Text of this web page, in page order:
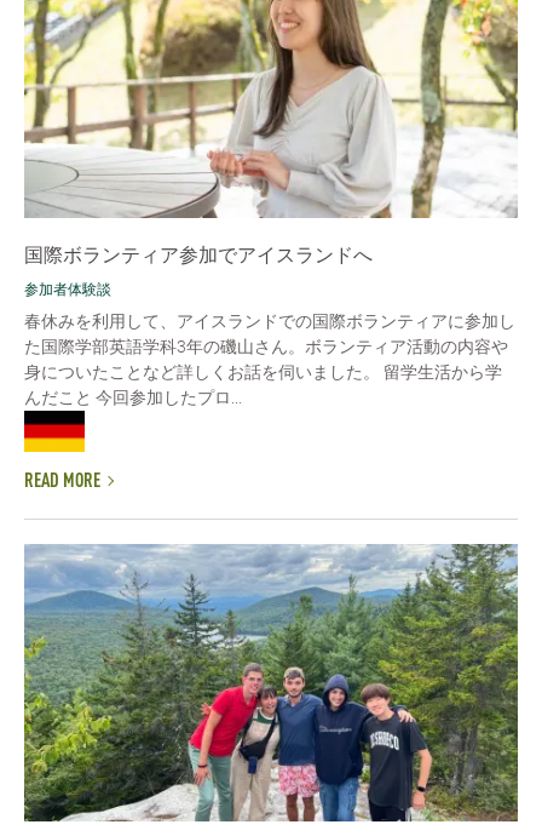
国際ボランティア参加でアイスランドへ
参加者体験談
春休みを利用して、アイスランドでの国際ボランティアに参加し
た国際学部英語学科3年の磯山さん。ボランティア活動の内容や
身についたことなど詳しくお話を伺いました。 留学生活から学
んだこと 今回参加したプロ...
READ MORE